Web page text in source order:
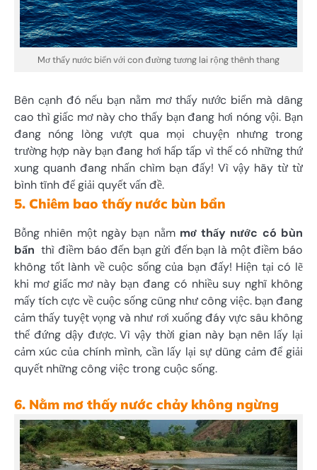
Mơ thấy nước biển với con đường tương lai rộng thênh thang
Bên cạnh đó nếu bạn nằm mơ thấy nước biển mà dâng
cao thì giấc mơ này cho thấy bạn đang hơi nóng vội. Bạn
đang nóng lòng vượt qua mọi chuyện nhưng trong
trường hợp này bạn đang hơi hấp tấp vì thế có những thứ
xung quanh đang nhấn chìm bạn đấy! Vì vậy hãy từ từ
bình tĩnh để giải quyết vấn đề.
5. Chiêm bao thấy nước bùn bẩn
Bỗng nhiên một ngày bạn nằm mơ thấy nước có bùn
bẩn thì điềm báo đến bạn gửi đến bạn là một điềm báo
không tốt lành về cuộc sống của bạn đấy! Hiện tại có lẽ
khi mơ giấc mơ này bạn đang có nhiều suy nghĩ không
mấy tích cực về cuộc sống cũng như công việc. bạn đang
cảm thấy tuyệt vọng và như rơi xuống đáy vực sâu không
thể đứng dậy được. Vì vậy thời gian này bạn nên lấy lại
cảm xúc của chính mình, cần lấy lại sự dũng cảm để giải
quyết những công việc trong cuộc sống.
6. Nằm mơ thấy nước chảy không ngừng